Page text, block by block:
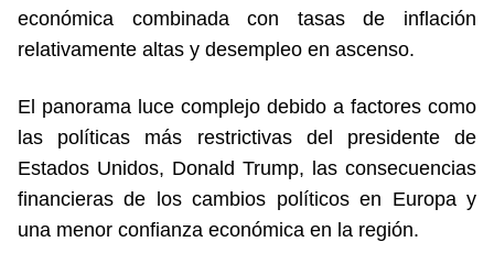
económica combinada con tasas de inflación
relativamente altas y desempleo en ascenso.
El panorama luce complejo debido a factores como
las políticas más restrictivas del presidente de
Estados Unidos, Donald Trump, las consecuencias
financieras de los cambios políticos en Europa y
una menor confianza económica en la región.